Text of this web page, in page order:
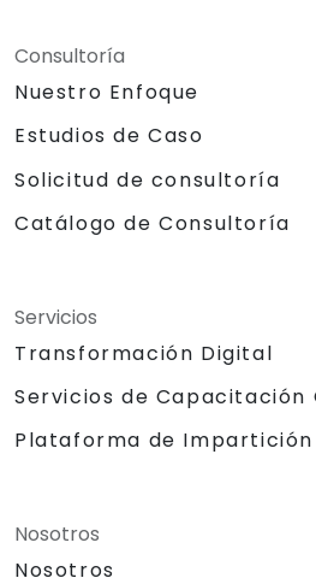
Consultoría
Nuestro Enfoque
Estudios de Caso
Solicitud de consultoría
Catálogo de Consultoría
Servicios
Transformación Digital
Servicios de Capacitación
Plataforma de
Nosotros
Nosotros